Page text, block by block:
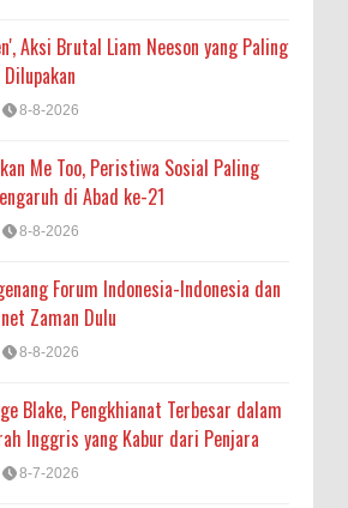
Aksi Brutal Liam Neeson yang Paling
8-8-2026
Me Too, Peristiwa Sosial Paling
di Abad ke-21
8-8-2026
Forum Indonesia-Indonesia dan
Zaman Dulu
8-8-2026
Blake, Pengkhianat Terbesar dalam
Inggris yang Kabur dari Penjara
8-7-2026